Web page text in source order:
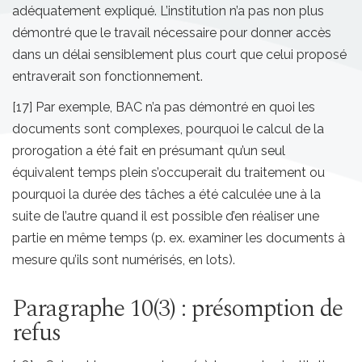
adéquatement expliqué. L’institution n’a pas non plus
démontré que le travail nécessaire pour donner accès
dans un délai sensiblement plus court que celui proposé
entraverait son fonctionnement.
[17] Par exemple, BAC n’a pas démontré en quoi les
documents sont complexes, pourquoi le calcul de la
prorogation a été fait en présumant qu’un seul
équivalent temps plein s’occuperait du traitement ou
pourquoi la durée des tâches a été calculée une à la
suite de l’autre quand il est possible d’en réaliser une
partie en même temps (p. ex. examiner les documents à
mesure qu’ils sont numérisés, en lots).
Paragraphe 10(3) : présomption de
refus